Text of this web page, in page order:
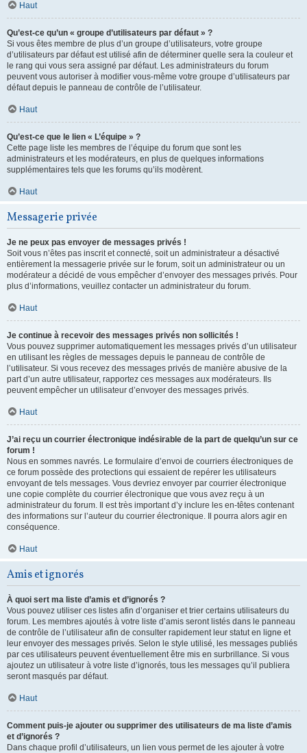
Haut
Qu’est-ce qu’un « groupe d’utilisateurs par défaut » ?
Si vous êtes membre de plus d’un groupe d’utilisateurs, votre groupe
d’utilisateurs par défaut est utilisé afin de déterminer quelle sera la couleur et
le rang qui vous sera assigné par défaut. Les administrateurs du forum
peuvent vous autoriser à modifier vous-même votre groupe d’utilisateurs par
défaut depuis le panneau de contrôle de l’utilisateur.
Haut
Qu’est-ce que le lien « L’équipe » ?
Cette page liste les membres de l’équipe du forum que sont les
administrateurs et les modérateurs, en plus de quelques informations
supplémentaires tels que les forums qu’ils modèrent.
Haut
Messagerie privée
Je ne peux pas envoyer de messages privés !
Soit vous n’êtes pas inscrit et connecté, soit un administrateur a désactivé
entièrement la messagerie privée sur le forum, soit un administrateur ou un
modérateur a décidé de vous empêcher d’envoyer des messages privés. Pour
plus d’informations, veuillez contacter un administrateur du forum.
Haut
Je continue à recevoir des messages privés non sollicités !
Vous pouvez supprimer automatiquement les messages privés d’un utilisateur
en utilisant les règles de messages depuis le panneau de contrôle de
l’utilisateur. Si vous recevez des messages privés de manière abusive de la
part d’un autre utilisateur, rapportez ces messages aux modérateurs. Ils
peuvent empêcher un utilisateur d’envoyer des messages privés.
Haut
J’ai reçu un courrier électronique indésirable de la part de quelqu’un sur ce
forum !
Nous en sommes navrés. Le formulaire d’envoi de courriers électroniques de
ce forum possède des protections qui essaient de repérer les utilisateurs
envoyant de tels messages. Vous devriez envoyer par courrier électronique
une copie complète du courrier électronique que vous avez reçu à un
administrateur du forum. Il est très important d’y inclure les en-têtes contenant
des informations sur l’auteur du courrier électronique. Il pourra alors agir en
conséquence.
Haut
Amis et ignorés
À quoi sert ma liste d’amis et d’ignorés ?
Vous pouvez utiliser ces listes afin d’organiser et trier certains utilisateurs du
forum. Les membres ajoutés à votre liste d’amis seront listés dans le panneau
de contrôle de l’utilisateur afin de consulter rapidement leur statut en ligne et
leur envoyer des messages privés. Selon le style utilisé, les messages publiés
par ces utilisateurs peuvent éventuellement être mis en surbrillance. Si vous
ajoutez un utilisateur à votre liste d’ignorés, tous les messages qu’il publiera
seront masqués par défaut.
Haut
Comment puis-je ajouter ou supprimer des utilisateurs de ma liste d’amis
et d’ignorés ?
Dans chaque profil d’utilisateurs, un lien vous permet de les ajouter à votre